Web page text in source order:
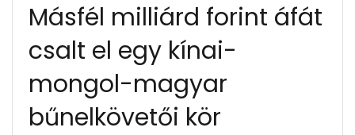
Másfél milliárd forint áfát
csalt el egy kínai-
mongol-magyar
bűnelkövetői kör